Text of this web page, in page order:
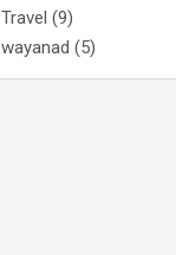
Travel (9)
wayanad (5)